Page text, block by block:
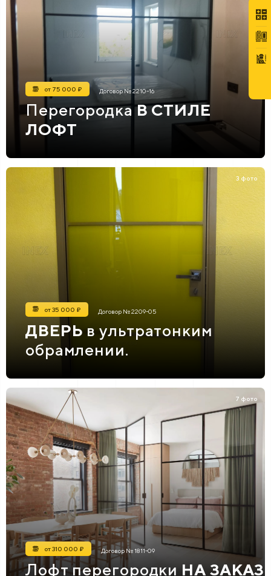
от 75 000 ₽ Договор № 2210-16
ПерегородкаВ СТИЛЕ
ЛОФТ
3 фото
от 35 000 ₽ Договор № 2209-05
ДВЕРЬ в ультратонким
обрамлении.
7 фото
от 310 000 ₽ Договор № 1811-09
Лофт перегородки НА ЗАКАЗ